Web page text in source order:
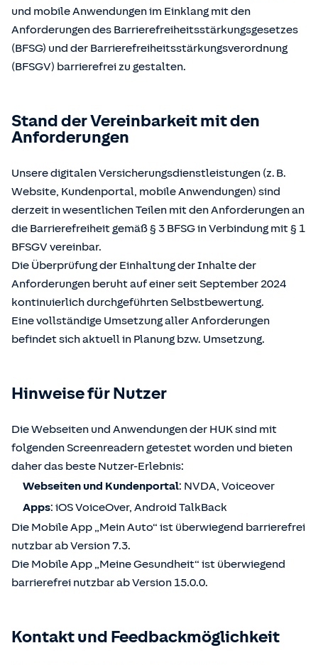
und mobile Anwendungen im Einklang mit den
Anforderungen des Barrierefreiheitsstärkungsgesetzes
(BFSG) und der Barrierefreiheitsstärkungsverordnung
(BFSGV) barrierefrei zu gestalten.
Stand der Vereinbarkeit mit den
Anforderungen
Unsere digitalen Versicherungsdienstleistungen (z. B.
Website, Kundenportal, mobile Anwendungen) sind
derzeit in wesentlichen Teilen mit den Anforderungen an
die Barrierefreiheit gemäß § 3 BFSG in Verbindung mit § 1
BFSGV vereinbar.
Die Überprüfung der Einhaltung der Inhalte der
Anforderungen beruht auf einer seit September 2024
kontinuierlich durchgeführten Selbstbewertung.
Eine vollständige Umsetzung aller Anforderungen
befindet sich aktuell in Planung bzw. Umsetzung.
Hinweise für Nutzer
Die Webseiten und Anwendungen der HUK sind mit
folgenden Screenreadern getestet worden und bieten
daher das beste Nutzer-Erlebnis:
Webseiten und Kundenportal: NVDA, Voiceover
Apps: iOS VoiceOver, Android TalkBack
Die Mobile App „Mein Auto“ ist überwiegend barrierefrei
nutzbar ab Version 7.3.
Die Mobile App „Meine Gesundheit“ ist überwiegend
barrierefrei nutzbar ab Version 15.0.0.
Kontakt und Feedbackmöglichkeit